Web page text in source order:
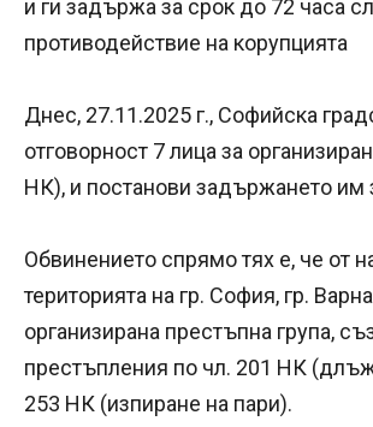
и ги задържа за срок до 72 часа
противодействие на корупцията
Днес, 27.11.2025 г., Софийска
отговорност 7 лица за
НК), и постанови задържането им
Обвинението спрямо тях е, че от
територията на гр. София, гр.
организирана престъпна група,
престъпления по чл. 201 НК
253 НК (изпиране на пари).